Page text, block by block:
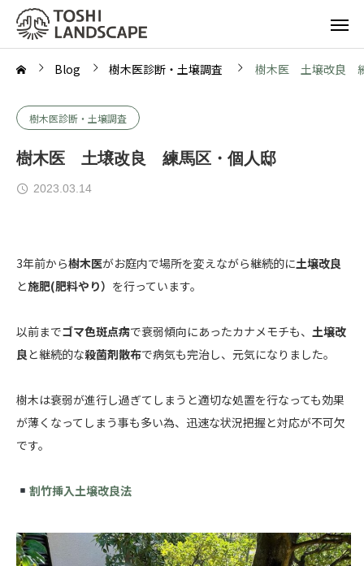
Blog 樹木医診断・土壌調査 樹木医 土壌改良
樹木医診断・土壌調査
樹木医 土壌改良 練馬区・個人邸
2023.03.14
3年前から樹木医がお庭内で場所を変えながら継続的に土壌改良
と施肥(肥料やり） を行っています。
以前までゴマ色斑点病で衰弱傾向にあったカナメモチも、 土壌改
良と継続的な殺菌剤散布で病気も完治し、元気になりました。
樹木は衰弱が進行し過ぎてしまうと適切な処置を行なっても効果
が薄くなってしまう事も多い為、迅速な状況把握と対応が不可欠
です。
割竹挿入土壌改良法